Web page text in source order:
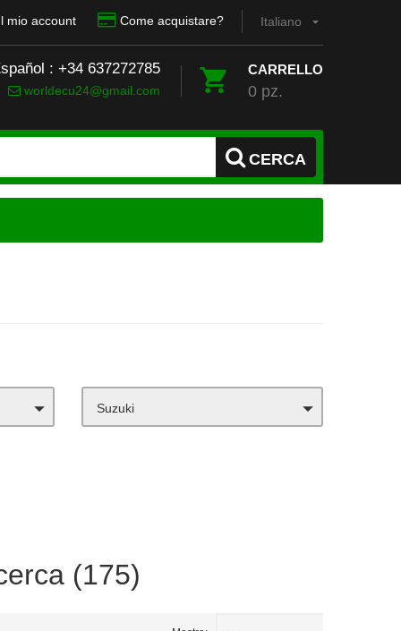
Italiano
mio account Come acquistare?
CARRELLO
0 pz.
: +34 637272785
worldecu24@gmail.com
CERCA
Suzuki
(175)